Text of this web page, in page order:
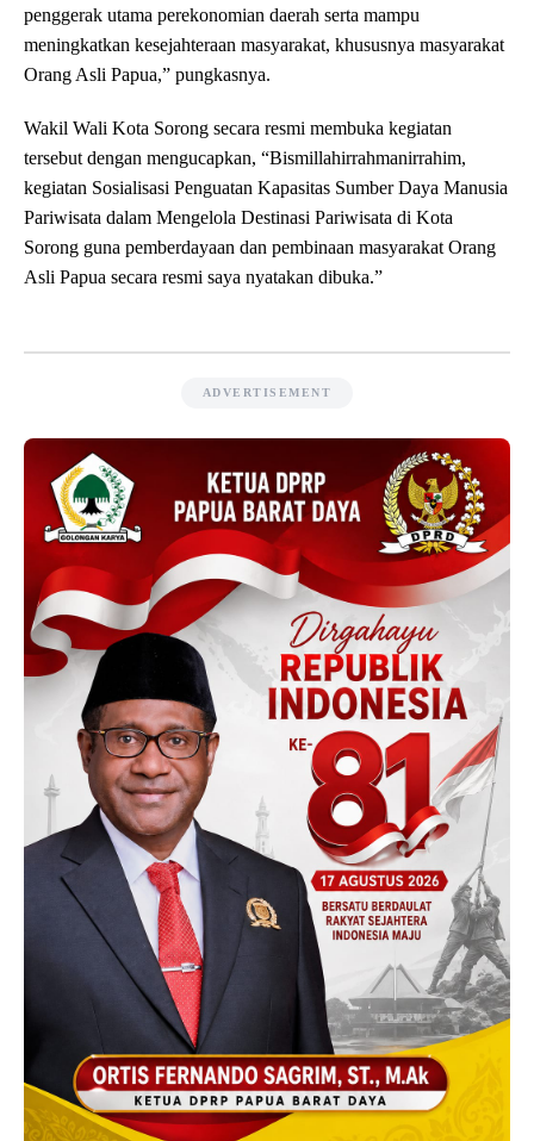
penggerak utama perekonomian daerah serta mampu
meningkatkan kesejahteraan masyarakat, khususnya masyarakat
Orang Asli Papua,” pungkasnya.
Wakil Wali Kota Sorong secara resmi membuka kegiatan
tersebut dengan mengucapkan, “Bismillahirrahmanirrahim,
kegiatan Sosialisasi Penguatan Kapasitas Sumber Daya Manusia
Pariwisata dalam Mengelola Destinasi Pariwisata di Kota
Sorong guna pemberdayaan dan pembinaan masyarakat Orang
Asli Papua secara resmi saya nyatakan dibuka.”
ADVERTISEMENT